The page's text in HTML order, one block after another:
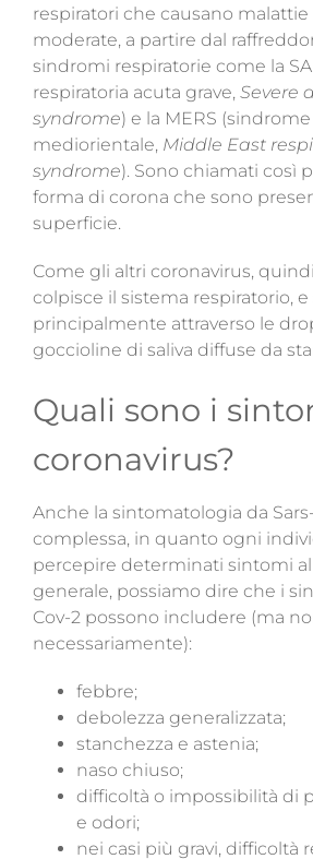
respiratori che causano malattie
moderate, a partire dal
sindromi respiratorie come la
respiratoria acuta grave, Severe
syndrome) e la MERS
mediorientale, Middle East
syndrome). Sono chiamati così
forma di corona che sono
superficie.
Come gli altri coronavirus,
colpisce il sistema respiratorio,
principalmente attraverso le
goccioline di saliva diffuse da
Quali sono i
coronavirus?
Anche la sintomatologia da
complessa, in quanto ogni
percepire determinati sintomi
generale, possiamo dire che i
Cov-2 possono includere (ma
necessariamente):
febbre;
debolezza generalizzata;
stanchezza e astenia;
naso chiuso;
difficoltà o impossibilità di
e odori;
nei casi più gravi, difficoltà